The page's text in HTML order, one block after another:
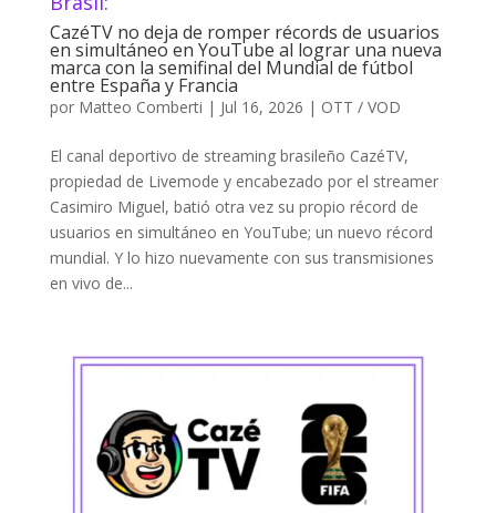
CazéTV no deja de romper récords de usuarios
en simultáneo en YouTube al lograr una nueva
marca con la semifinal del Mundial de fútbol
entre España y Francia
por Matteo Comberti | Jul 16, 2026 | OTT / VOD
El canal deportivo de streaming brasileño CazéTV,
propiedad de Livemode y encabezado por el streamer
Casimiro Miguel, batió otra vez su propio récord de
usuarios en simultáneo en YouTube; un nuevo récord
mundial. Y lo hizo nuevamente con sus transmisiones
en vivo de...